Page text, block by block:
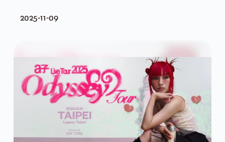
2025-11-09